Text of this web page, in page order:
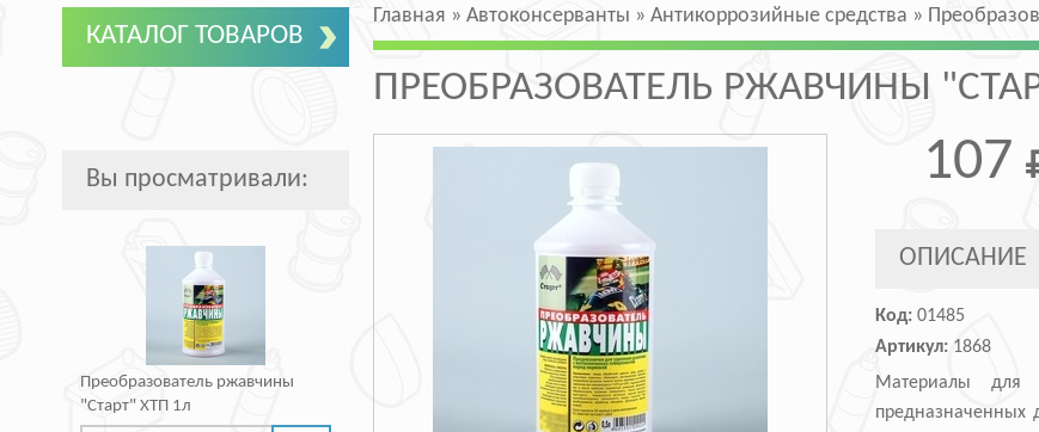
КАТАЛОГ ТОВАРОВ
Вы просматривали:
Преобразователь ржавчины
"Старт" ХТП 1л
Главная » Автоконсерванты » Антикоррозийные средства »
ПРЕОБРАЗОВАТЕЛЬ РЖАВЧИНЫ
107
ОПИСАНИЕ
Код: 01485
Артикул: 1868
Материалы для
предназначенных